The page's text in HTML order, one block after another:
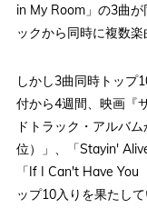
in My Room」の3曲
ックから同時に複数
しかし3曲同時トップ
付から4週間、映画『
ドトラック・アルバ
位）」、「Stayin'
「If I Can't Have You
ップ10入りを果たして